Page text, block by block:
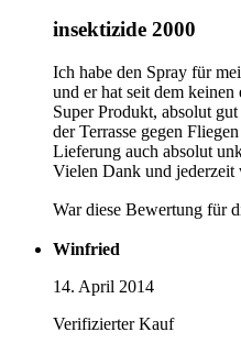
insektizide 2000
Ich habe den Spray für
und er hat seit dem
Super Produkt, absolut
der Terrasse gegen
Lieferung auch absolut
Vielen Dank und jederzeit
War diese Bewertung für
Winfried
14. April 2014
Verifizierter Kauf